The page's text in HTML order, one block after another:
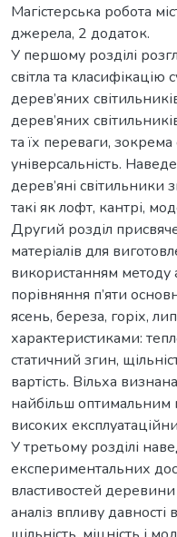
Магістерська робота
джерела, 2 додаток.
У першому розділі
світла та
дерев’яних
дерев’яних
та їх переваги, зокрема
універсальність.
дерев’яні світильники
такі як лофт, кантрі,
Другий розділ
матеріалів для
використанням методу
порівняння п’яти
ясень, береза, горіх,
характеристиками:
статичний згин,
вартість. Вільха визнана
найбільш
високих
У третьому розділі
експериментальних
властивостей
аналіз впливу